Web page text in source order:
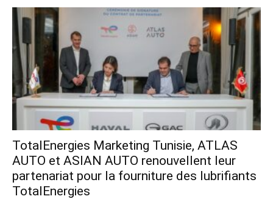
TotalEnergies Marketing Tunisie, ATLAS
AUTO et ASIAN AUTO renouvellent leur
partenariat pour la fourniture des lubrifiants
TotalEnergies